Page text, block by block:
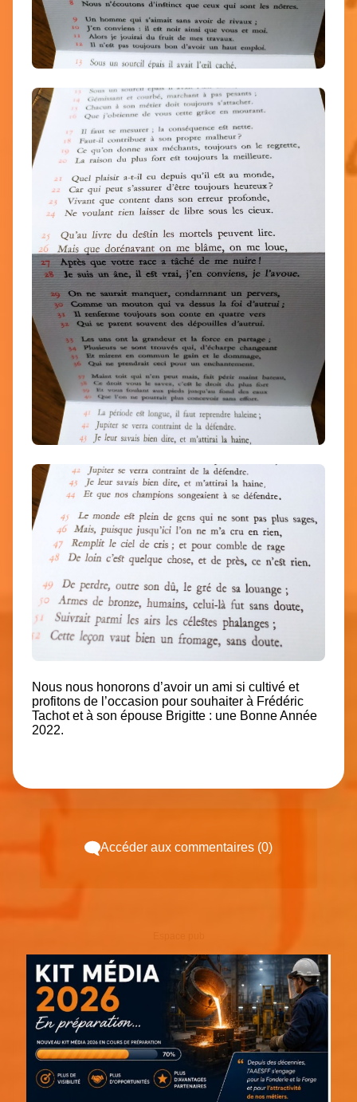
Nous nous honorons d’avoir un ami si cultivé et
profitons de l’occasion pour souhaiter à Frédéric
Tachot et à son épouse Brigitte : une Bonne Année
2022.
Accéder aux commentaires (0)